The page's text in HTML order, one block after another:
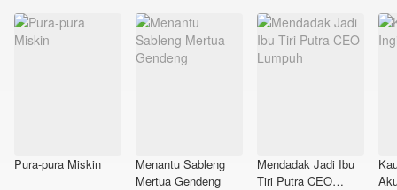
Pura-pura Miskin
Menantu Sableng
Mertua Gendeng
Mendadak Jadi Ibu
Tiri Putra CEO